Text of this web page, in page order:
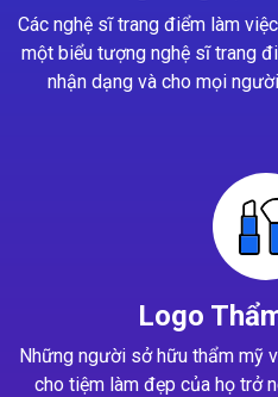
Các nghệ sĩ trang điểm làm
một biểu tượng nghệ sĩ trang
nhận dạng và cho mọi
Logo
Những người sở hữu thẩm mỹ
cho tiệm làm đẹp của họ trở